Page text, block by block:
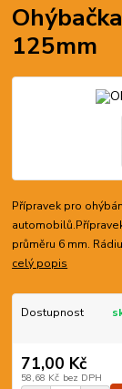
125mm
Přípravek pro
průměru 6 mm.
celý popis
Dostupnost
71,00 Kč
58,68 Kč bez DPH